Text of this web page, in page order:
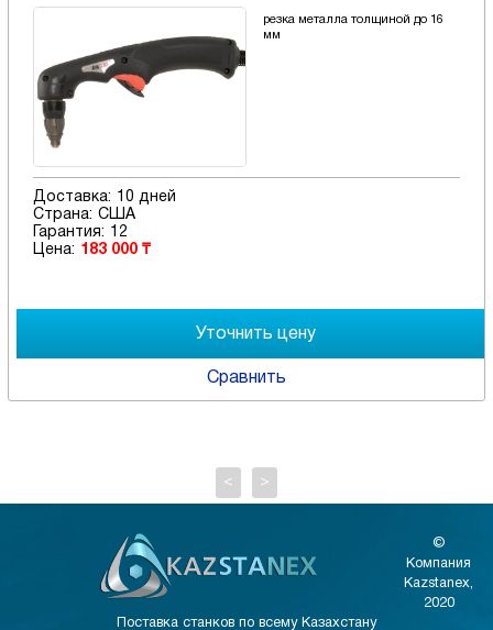
резка металла толщиной до 16
мм
Доставка:
10 дней
Страна: США
Гарантия:
12
Цена: 183 000 ₸
Сравнить
< >
©
Компания
Kazstanex,
2020
Поставка станков по всему Казахстану